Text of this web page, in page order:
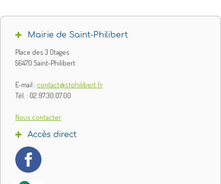
Mairie de Saint-Philibert
Place des 3 Otages
56470 Saint-Philibert
E-mail : contact@stphilibert.fr
Tél. : 02.97.30.07.00
Nous contacter
Accès direct